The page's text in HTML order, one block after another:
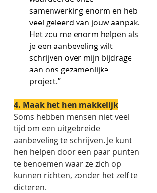
samenwerking enorm en heb
veel geleerd van jouw aanpak.
Het zou me enorm helpen als
je een aanbeveling wilt
schrijven over mijn bijdrage
aan ons gezamenlijke
project.”
4. Maak het hen makkelijk
Soms hebben mensen niet veel
tijd om een uitgebreide
aanbeveling te schrijven. Je kunt
hen helpen door een paar punten
te benoemen waar ze zich op
kunnen richten, zonder het zelf te
dicteren.